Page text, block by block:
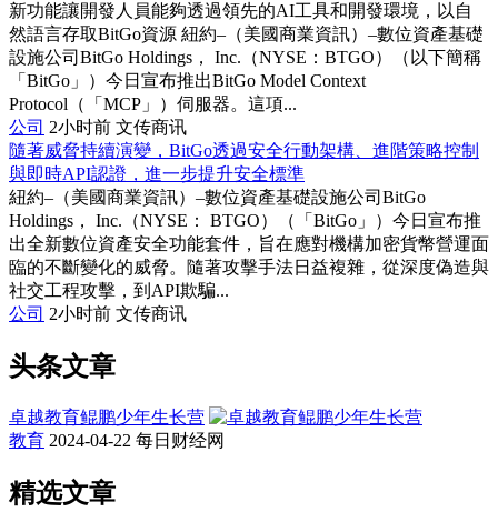
新功能讓開發人員能夠透過領先的AI工具和開發環境，以自
然語言存取BitGo資源 紐約–（美國商業資訊）–數位資產基礎
設施公司BitGo Holdings， Inc.（NYSE：BTGO）（以下簡稱
「BitGo」）今日宣布推出BitGo Model Context
Protocol（「MCP」）伺服器。這項...
公司 2小时前 文传商讯
隨著威脅持續演變，BitGo透過安全行動架構、進階策略控制
與即時API認證，進一步提升安全標準
紐約–（美國商業資訊）–數位資產基礎設施公司BitGo
Holdings， Inc.（NYSE： BTGO）（「BitGo」）今日宣布推
出全新數位資產安全功能套件，旨在應對機構加密貨幣營運面
臨的不斷變化的威脅。隨著攻擊手法日益複雜，從深度偽造與
社交工程攻擊，到API欺騙...
公司 2小时前 文传商讯
头条文章
卓越教育鲲鹏少年生长营
教育 2024-04-22 每日财经网
精选文章